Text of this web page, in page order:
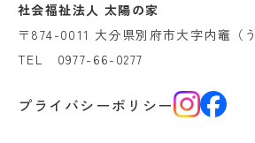
社会福祉法人 太陽の家
〒874-0011 大分県別府市大字内竈（
TEL 0977-66-0277
プライバシーポリシー